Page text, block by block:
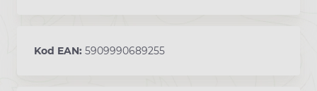
Kod EAN: 5909990689255